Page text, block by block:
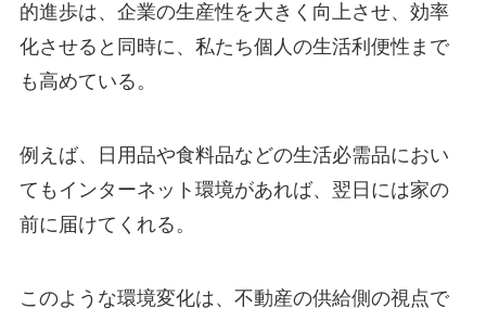
的進歩は、企業の生産性を大きく向上させ、効率
化させると同時に、私たち個人の生活利便性まで
も高めている。
例えば、日用品や食料品などの生活必需品におい
てもインターネット環境があれば、翌日には家の
前に届けてくれる。
このような環境変化は、不動産の供給側の視点で